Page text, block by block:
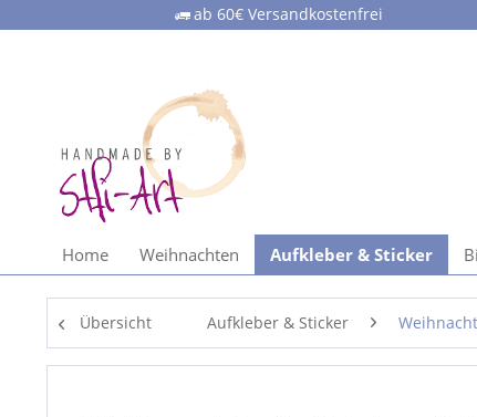
ab 60€ Versandkostenfrei
Home Weihnachten Aufkleber & Sticker
Übersicht Aufkleber & Sticker